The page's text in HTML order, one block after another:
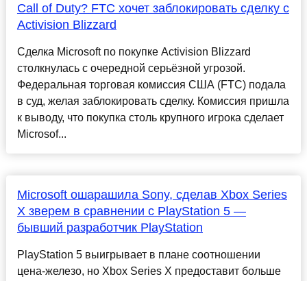
Call of Duty? FTC хочет заблокировать сделку с
Activision Blizzard
Сделка Microsoft по покупке Activision Blizzard
столкнулась с очередной серьёзной угрозой.
Федеральная торговая комиссия США (FTC) подала
в суд, желая заблокировать сделку. Комиссия пришла
к выводу, что покупка столь крупного игрока сделает
Microsof...
Microsoft ошарашила Sony, сделав Xbox Series
X зверем в сравнении с PlayStation 5 —
бывший разработчик PlayStation
PlayStation 5 выигрывает в плане соотношении
цена-железо, но Xbox Series X предоставит больше